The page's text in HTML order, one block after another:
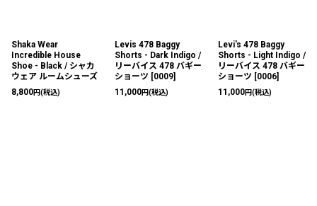
Shaka Wear
Incredible House
Shoe - Black / シャカ
ウェア ルームシューズ
8,800円(税込)
Levis 478 Baggy
Shorts - Dark Indigo /
リーバイス 478 バギー
ショーツ [0009]
11,000円(税込)
Levi's 478 Baggy
Shorts - Light Indigo /
リーバイス 478 バギー
ショーツ [0006]
11,000円(税込)